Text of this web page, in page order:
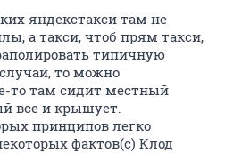
яндекстакси там не
а такси, чтоб прям такси,
типичную
то можно
то там сидит местный
все и крышует.
принципов легко
фактов(с) Клод